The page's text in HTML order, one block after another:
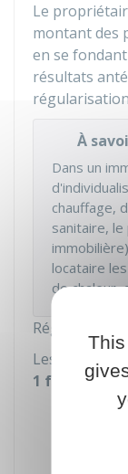
Le
montant des
en se
résultats
À
Dans un
chauffage,
sanitaire,
locataire
de chaleur,
Les charges
1 fois par an
Le